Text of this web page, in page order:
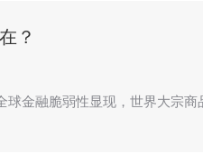
？
金融脆弱性显现，世界大宗